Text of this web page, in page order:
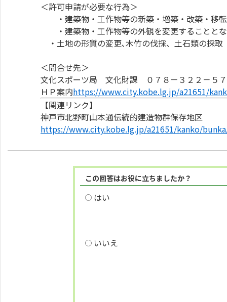
＜許可申請が必要な行為＞
・建築物・工作物等の新築・増築・改築・移
・建築物・工作物等の外観を変更することと
・土地の形質の変更､木竹の伐採、土石類の採取
＜問合せ先＞
文化スポーツ局 文化財課 ０７８－３２２－５
ＨＰ案内https://www.city.kobe.lg.jp/a21651/
【関連リンク】
神戸市北野町山本通伝統的建造物群保存地区
https://www.city.kobe.lg.jp/a21651/kanko/
この回答はお役に立ちましたか？
はい
いいえ